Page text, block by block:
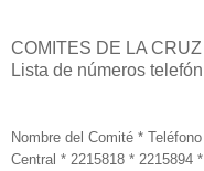
COMITES DE LA
Lista de números
Nombre del Comité *
Central * 2215818 * 2215894